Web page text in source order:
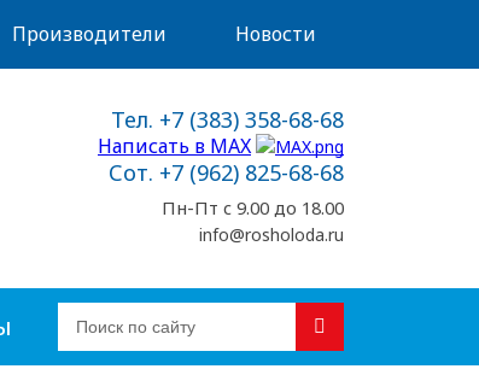
Производители Новости
Тел. +7 (383) 358-68-68
Написать в MAX
Сот. +7 (962) 825-68-68
Пн-Пт с 9.00 до 18.00
info@rosholoda.ru